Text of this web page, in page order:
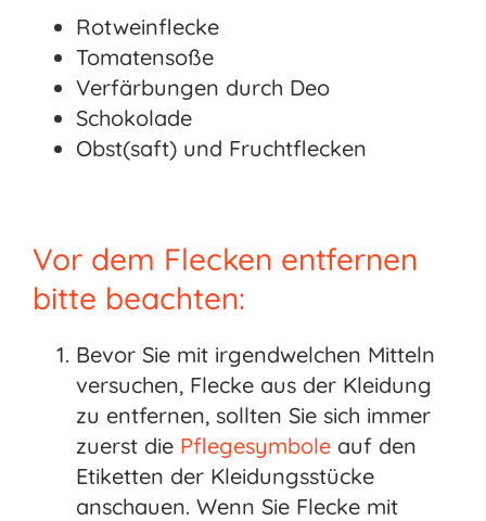
Rotweinflecke
Tomatensoße
Verfärbungen durch Deo
Schokolade
Obst(saft) und Fruchtflecken
Vor dem Flecken entfernen
bitte beachten:
Bevor Sie mit irgendwelchen Mitteln
versuchen, Flecke aus der Kleidung
zu entfernen, sollten Sie sich immer
zuerst die Pflegesymboleauf den
Etiketten der Kleidungsstücke
anschauen. Wenn Sie Flecke mit